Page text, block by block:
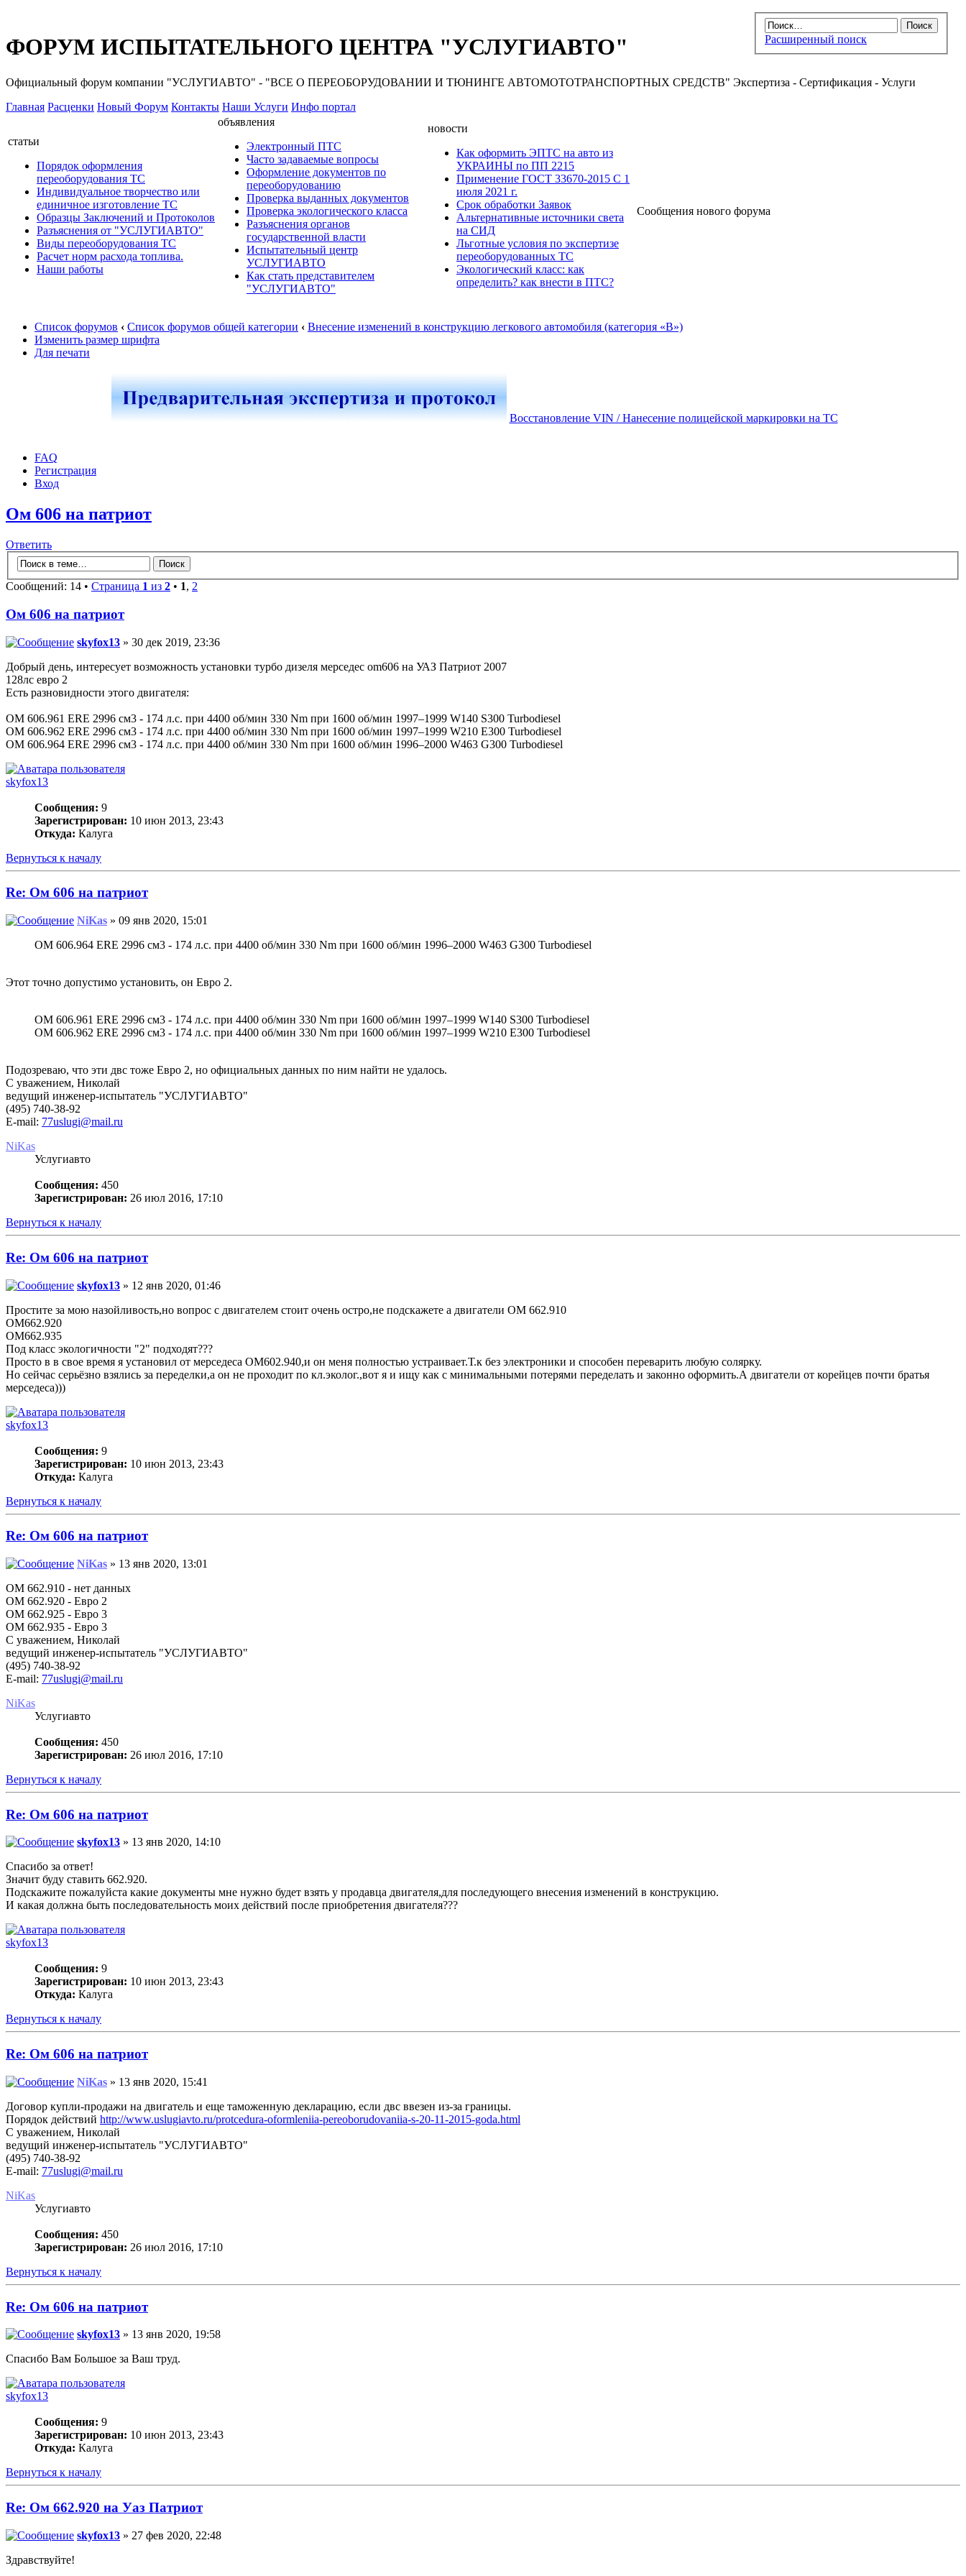
Расширенный поиск
ФОРУМ ИСПЫТАТЕЛЬНОГО ЦЕНТРА "УСЛУГИАВТО"
Официальный форум компании "УСЛУГИАВТО" - "ВСЕ О ПЕРЕОБОРУДОВАНИИ И ТЮНИНГЕ АВТОМОТОТРАНСПОРТНЫХ СРЕДСТВ" Экспертиза - Сертификация - Услуги
Главная Расценки Новый Форум Контакты Наши Услуги Инфо портал
статьи
Порядок оформления
переоборудования ТС
Индивидуальное творчество или
единичное изготовление ТС
Образцы Заключений и Протоколов
Разъяснения от "УСЛУГИАВТО"
Виды переоборудования ТС
Расчет норм расхода топлива.
Наши работы
объявления
Электронный ПТС
Часто задаваемые вопросы
Оформление документов по
переоборудованию
Проверка выданных документов
Проверка экологического класса
Разъяснения органов
государственной власти
Испытательный центр
УСЛУГИАВТО
Как стать представителем
"УСЛУГИАВТО"
новости
Как оформить ЭПТС на авто из
УКРАИНЫ по ПП 2215
Применение ГОСТ 33670-2015 С 1
июля 2021 г.
Срок обработки Заявок
Альтернативные источники света
на СИД
Льготные условия по экспертизе
переоборудованных ТС
Экологический класс: как
определить? как внести в ПТС?
Сообщения нового форума
Список форумов ‹ Список форумов общей категории ‹ Внесение изменений в конструкцию легкового автомобиля (категория «В»)
Изменить размер шрифта
Для печати
Восстановление VIN / Нанесение полицейской маркировки на ТС
FAQ
Регистрация
Вход
Ом 606 на патриот
Ответить
Сообщений: 14 • Страница 1 из 2 • 1, 2
Ом 606 на патриот
skyfox13 » 30 дек 2019, 23:36
Добрый день, интересует возможность установки турбо дизеля мерседес om606 на УАЗ Патриот 2007
128лс евро 2
Есть разновидности этого двигателя:
OM 606.961 ERE 2996 см3 - 174 л.с. при 4400 об/мин 330 Nm при 1600 об/мин 1997–1999 W140 S300 Turbodiesel
OM 606.962 ERE 2996 см3 - 174 л.с. при 4400 об/мин 330 Nm при 1600 об/мин 1997–1999 W210 E300 Turbodiesel
OM 606.964 ERE 2996 см3 - 174 л.с. при 4400 об/мин 330 Nm при 1600 об/мин 1996–2000 W463 G300 Turbodiesel
skyfox13
Сообщения: 9
Зарегистрирован: 10 июн 2013, 23:43
Откуда: Калуга
Вернуться к началу
Re: Ом 606 на патриот
NiKas » 09 янв 2020, 15:01
OM 606.964 ERE 2996 см3 - 174 л.с. при 4400 об/мин 330 Nm при 1600 об/мин 1996–2000 W463 G300 Turbodiesel
Этот точно допустимо установить, он Евро 2.
OM 606.961 ERE 2996 см3 - 174 л.с. при 4400 об/мин 330 Nm при 1600 об/мин 1997–1999 W140 S300 Turbodiesel
OM 606.962 ERE 2996 см3 - 174 л.с. при 4400 об/мин 330 Nm при 1600 об/мин 1997–1999 W210 E300 Turbodiesel
Подозреваю, что эти двс тоже Евро 2, но официальных данных по ним найти не удалось.
С уважением, Николай
ведущий инженер-испытатель "УСЛУГИАВТО"
(495) 740-38-92
E-mail: 77uslugi@mail.ru
NiKas
Услугиавто
Сообщения: 450
Зарегистрирован: 26 июл 2016, 17:10
Вернуться к началу
Re: Ом 606 на патриот
skyfox13 » 12 янв 2020, 01:46
Простите за мою назойливость,но вопрос с двигателем стоит очень остро,не подскажете а двигатели ОМ 662.910
ОМ662.920
ОМ662.935
Под класс экологичности "2" подходят???
Просто в в свое время я установил от мерседеса ОМ602.940,и он меня полностью устраивает.Т.к без электроники и способен переварить любую солярку.
Но сейчас серьёзно взялись за переделки,а он не проходит по кл.эколог.,вот я и ищу как с минимальными потерями переделать и законно оформить.А двигатели от корейцев почти братья
мерседеса)))
skyfox13
Сообщения: 9
Зарегистрирован: 10 июн 2013, 23:43
Откуда: Калуга
Вернуться к началу
Re: Ом 606 на патриот
NiKas » 13 янв 2020, 13:01
ОМ 662.910 - нет данных
ОМ 662.920 - Евро 2
OM 662.925 - Евро 3
ОМ 662.935 - Евро 3
С уважением, Николай
ведущий инженер-испытатель "УСЛУГИАВТО"
(495) 740-38-92
E-mail: 77uslugi@mail.ru
NiKas
Услугиавто
Сообщения: 450
Зарегистрирован: 26 июл 2016, 17:10
Вернуться к началу
Re: Ом 606 на патриот
skyfox13 » 13 янв 2020, 14:10
Спасибо за ответ!
Значит буду ставить 662.920.
Подскажите пожалуйста какие документы мне нужно будет взять у продавца двигателя,для последующего внесения изменений в конструкцию.
И какая должна быть последовательность моих действий после приобретения двигателя???
skyfox13
Сообщения: 9
Зарегистрирован: 10 июн 2013, 23:43
Откуда: Калуга
Вернуться к началу
Re: Ом 606 на патриот
NiKas » 13 янв 2020, 15:41
Договор купли-продажи на двигатель и еще таможенную декларацию, если двс ввезен из-за границы.
Порядок действий http://www.uslugiavto.ru/protcedura-oformleniia-pereoborudovaniia-s-20-11-2015-goda.html
С уважением, Николай
ведущий инженер-испытатель "УСЛУГИАВТО"
(495) 740-38-92
E-mail: 77uslugi@mail.ru
NiKas
Услугиавто
Сообщения: 450
Зарегистрирован: 26 июл 2016, 17:10
Вернуться к началу
Re: Ом 606 на патриот
skyfox13 » 13 янв 2020, 19:58
Спасибо Вам Большое за Ваш труд.
skyfox13
Сообщения: 9
Зарегистрирован: 10 июн 2013, 23:43
Откуда: Калуга
Вернуться к началу
Re: Ом 662.920 на Уаз Патриот
skyfox13 » 27 фев 2020, 22:48
Здравствуйте!